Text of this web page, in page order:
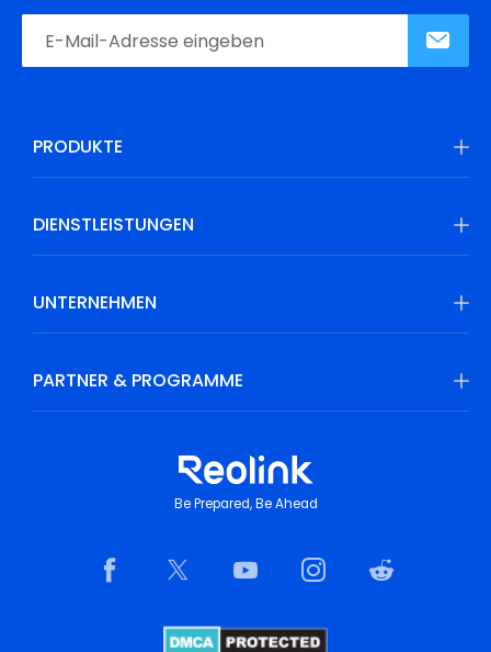
PRODUKTE
DIENSTLEISTUNGEN
UNTERNEHMEN
PARTNER & PROGRAMME
Be Prepared, Be Ahead